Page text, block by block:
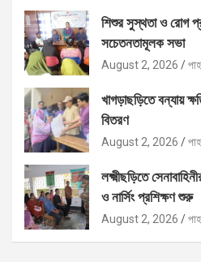
শিশুর সুস্থতা ও রোগ
সচেতনতামূলক সভা
August 2, 2026
খাগড়াছড়িতে বন্যায়
বিতরণ
August 2, 2026
লক্ষ্মীছড়িতে
ও নার্সিং প্রশিক্ষণ শুরু
August 2, 2026